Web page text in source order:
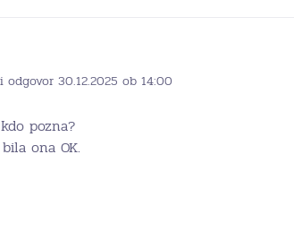
odgovor 30.12.2025 ob 14:00
pozna?
ona OK.